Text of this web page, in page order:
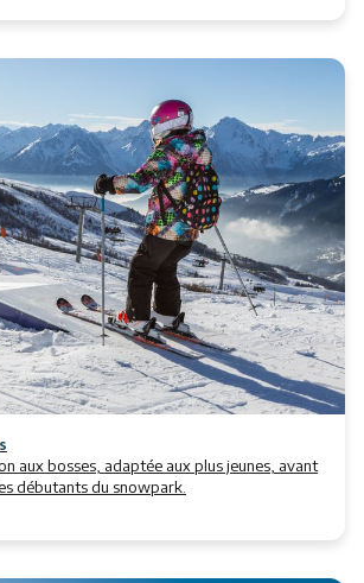
aux bosses, adaptée aux plus jeunes, avant
débutants du snowpark.